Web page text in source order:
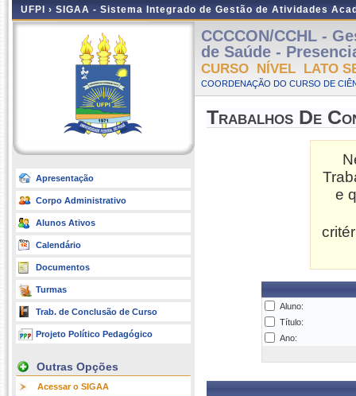
UFPI › SIGAA - Sistema Integrado de Gestão de Atividades
Apresentação
Corpo Administrativo
Alunos Ativos
Calendário
Documentos
Turmas
Trab. de Conclusão de Curso
Projeto Político Pedagógico
Outras Opções
Acessar o SIGAA
CCCCON/CCHL -
de Saúde -
CURSO NÍVEL LATO
COORDENAÇÃO DO CURSO DE
Trabalhos De
e
Aluno:
Título:
Ano: